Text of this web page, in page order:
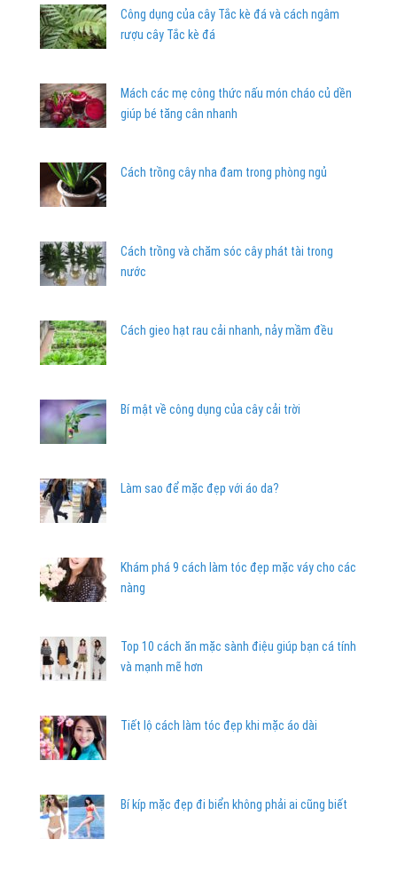
Công dụng của cây Tắc kè đá và cách ngâm
rượu cây Tắc kè đá
Mách các mẹ công thức nấu món cháo củ dền
giúp bé tăng cân nhanh
Cách trồng cây nha đam trong phòng ngủ
Cách trồng và chăm sóc cây phát tài trong
nước
Cách gieo hạt rau cải nhanh, nảy mầm đều
Bí mật về công dụng của cây cải trời
Làm sao để mặc đẹp với áo da?
Khám phá 9 cách làm tóc đẹp mặc váy cho các
nàng
Top 10 cách ăn mặc sành điệu giúp bạn cá tính
và mạnh mẽ hơn
Tiết lộ cách làm tóc đẹp khi mặc áo dài
Bí kíp mặc đẹp đi biển không phải ai cũng biết